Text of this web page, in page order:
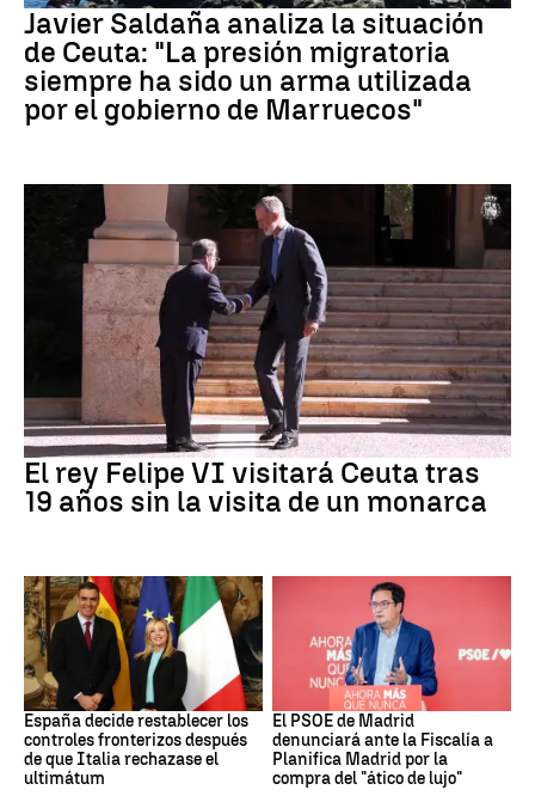
Javier Saldaña analiza la situación
de Ceuta: "La presión migratoria
siempre ha sido un arma utilizada
por el gobierno de Marruecos"
Crisis Migratoria
El rey Felipe VI visitará Ceuta tras
19 años sin la visita de un monarca
CRISIS MIGRATORIA
España decide restablecer los
controles fronterizos después
de que Italia rechazase el
ultimátum
PSOE MADRID
El PSOE de Madrid
denunciará ante la Fiscalía a
Planifica Madrid por la
compra del "ático de lujo"